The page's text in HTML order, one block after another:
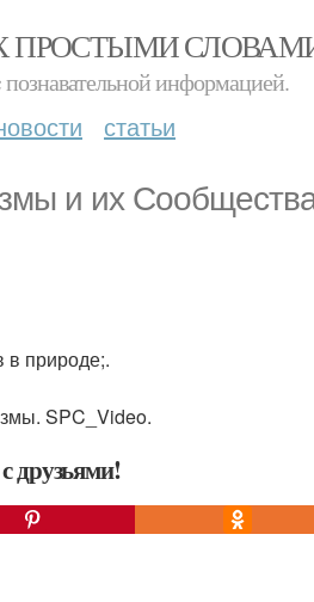
ПРОСТЫМИ
информацией.
статьи
и их
в природе;.
SPC_Video.
друзьями!